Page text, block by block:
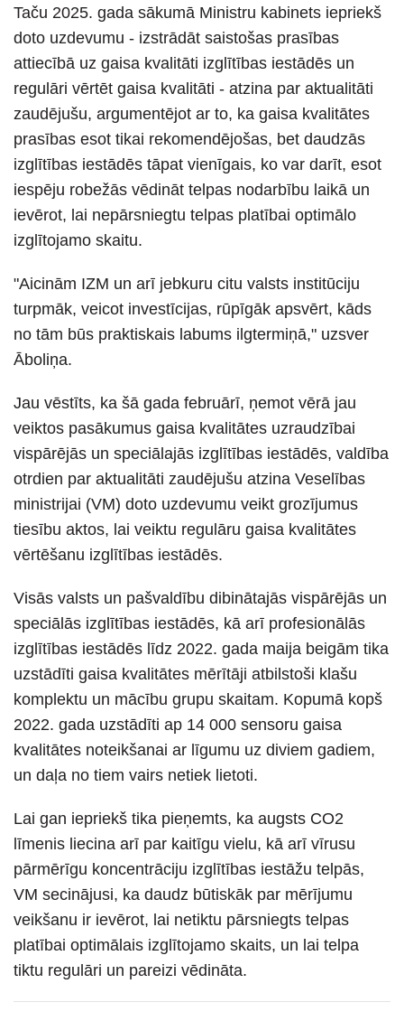
Taču 2025. gada sākumā Ministru kabinets iepriekš
doto uzdevumu - izstrādāt saistošas prasības
attiecībā uz gaisa kvalitāti izglītības iestādēs un
regulāri vērtēt gaisa kvalitāti - atzina par aktualitāti
zaudējušu, argumentējot ar to, ka gaisa kvalitātes
prasības esot tikai rekomendējošas, bet daudzās
izglītības iestādēs tāpat vienīgais, ko var darīt, esot
iespēju robežās vēdināt telpas nodarbību laikā un
ievērot, lai nepārsniegtu telpas platībai optimālo
izglītojamo skaitu.
"Aicinām IZM un arī jebkuru citu valsts institūciju
turpmāk, veicot investīcijas, rūpīgāk apsvērt, kāds
no tām būs praktiskais labums ilgtermiņā," uzsver
Āboliņa.
Jau vēstīts, ka šā gada februārī, ņemot vērā jau
veiktos pasākumus gaisa kvalitātes uzraudzībai
vispārējās un speciālajās izglītības iestādēs, valdība
otrdien par aktualitāti zaudējušu atzina Veselības
ministrijai (VM) doto uzdevumu veikt grozījumus
tiesību aktos, lai veiktu regulāru gaisa kvalitātes
vērtēšanu izglītības iestādēs.
Visās valsts un pašvaldību dibinātajās vispārējās un
speciālās izglītības iestādēs, kā arī profesionālās
izglītības iestādēs līdz 2022. gada maija beigām tika
uzstādīti gaisa kvalitātes mērītāji atbilstoši klašu
komplektu un mācību grupu skaitam. Kopumā kopš
2022. gada uzstādīti ap 14 000 sensoru gaisa
kvalitātes noteikšanai ar līgumu uz diviem gadiem,
un daļa no tiem vairs netiek lietoti.
Lai gan iepriekš tika pieņemts, ka augsts CO2
līmenis liecina arī par kaitīgu vielu, kā arī vīrusu
pārmērīgu koncentrāciju izglītības iestāžu telpās,
VM secinājusi, ka daudz būtiskāk par mērījumu
veikšanu ir ievērot, lai netiktu pārsniegts telpas
platībai optimālais izglītojamo skaits, un lai telpa
tiktu regulāri un pareizi vēdināta.